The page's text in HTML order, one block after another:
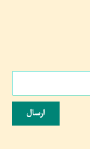
ارسال